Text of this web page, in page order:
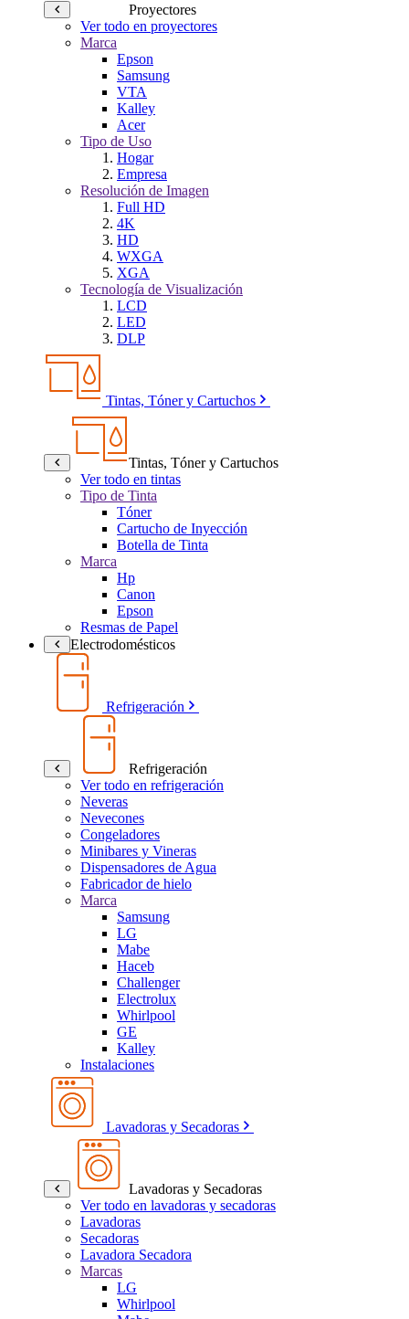
Proyectores
Ver todo en proyectores
Marca
Epson
Samsung
VTA
Kalley
Acer
Tipo de Uso
Hogar
Empresa
Resolución de Imagen
Full HD
4K
HD
WXGA
XGA
Tecnología de Visualización
LCD
LED
DLP
Tintas, Tóner y Cartuchos
Tintas, Tóner y Cartuchos
Ver todo en tintas
Tipo de Tinta
Tóner
Cartucho de Inyección
Botella de Tinta
Marca
Hp
Canon
Epson
Resmas de Papel
Electrodomésticos
Refrigeración
Refrigeración
Ver todo en refrigeración
Neveras
Nevecones
Congeladores
Minibares y Vineras
Dispensadores de Agua
Fabricador de hielo
Marca
Samsung
LG
Mabe
Haceb
Challenger
Electrolux
Whirlpool
GE
Kalley
Instalaciones
Lavadoras y Secadoras
Lavadoras y Secadoras
Ver todo en lavadoras y secadoras
Lavadoras
Secadoras
Lavadora Secadora
Marcas
LG
Whirlpool